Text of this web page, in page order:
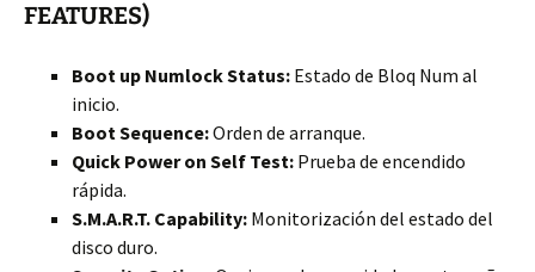
FEATURES)
Boot up Numlock Status: Estado de Bloq Num al
inicio.
Boot Sequence:Orden de arranque.
Quick Power on Self Test: Prueba de encendido
rápida.
S.M.A.R.T. Capability: Monitorización del estado del
disco duro.